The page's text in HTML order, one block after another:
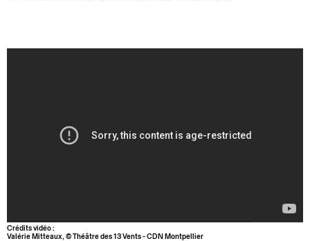
Crédits vidéo :
Valérie Mitteaux, © Théâtre des 13 Vents - CDN Montpellier